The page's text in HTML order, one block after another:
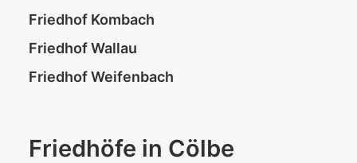
Friedhof Kombach
Friedhof Wallau
Friedhof Weifenbach
Friedhöfe in Cölbe